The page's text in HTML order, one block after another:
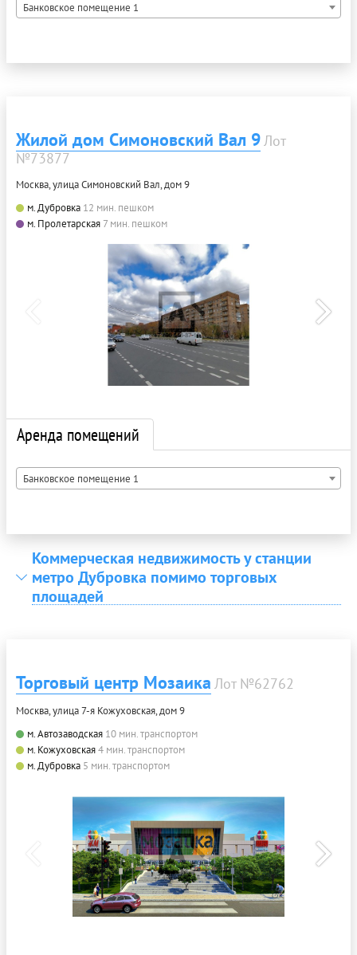
Банковское помещение 1
Жилой дом Симоновский Вал 9Лот
№73877
Москва, улица Симоновский Вал, дом 9
м. Дубровка 12 мин. пешком
м. Пролетарская 7 мин. пешком
Аренда помещений
Банковское помещение 1
Коммерческая недвижимость у станции
метро Дубровка помимо торговых
площадей
Торговый центр Мозаика Лот №62762
Москва, улица 7-я Кожуховская, дом 9
м. Автозаводская 10 мин. транспортом
м. Кожуховская4 мин. транспортом
м. Дубровка 5 мин. транспортом